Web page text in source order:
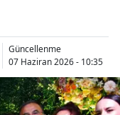
Güncellenme
07 Haziran 2026 - 10:35